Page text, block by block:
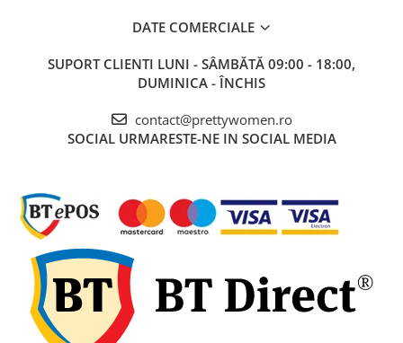
DATE COMERCIALE
SUPORT CLIENTI LUNI - SÂMBĂTĂ 09:00 - 18:00,
DUMINICA - ÎNCHIS
contact@prettywomen.ro
SOCIAL URMARESTE-NE IN SOCIAL MEDIA